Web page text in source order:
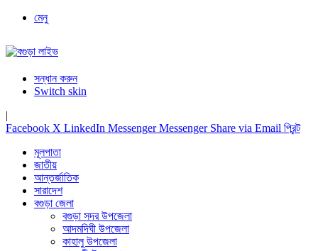
মেনু
সন্ধান করুন
Switch skin
|
Facebook X LinkedIn Messenger Messenger Share via Email প্রিন্ট
মূলপাতা
জাতীয়
আন্তর্জাতিক
সারাদেশ
বগুড়া জেলা
বগুড়া সদর উপজেলা
আদমদিঘী উপজেলা
কাহালু উপজেলা